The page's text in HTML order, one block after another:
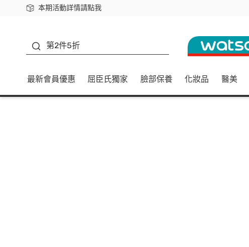
本期活動詳情請點我
下載app最高回饋$350
第2件5折
最新會員優惠 屈臣氏獨家 臉部保養 化妝品 醫美